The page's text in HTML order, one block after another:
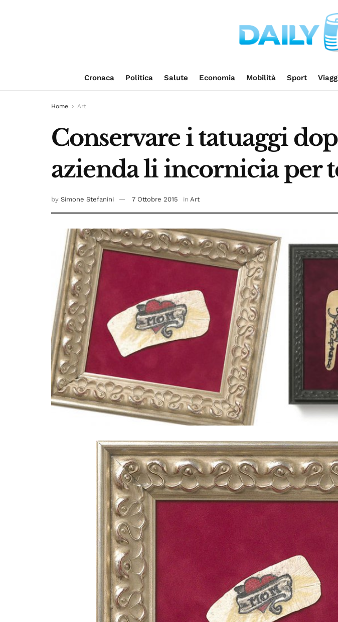
Cronaca Politica Salute Economia Mobilità Sport
Home Art
Conservare i tatuaggi
azienda li incornicia per
by Simone Stefanini 7 Ottobre 2015 in Art